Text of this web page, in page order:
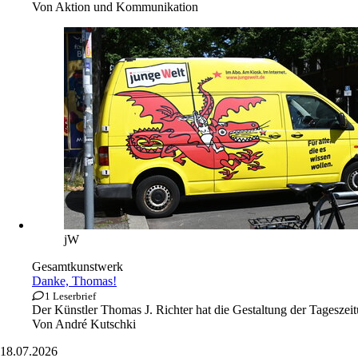
Von Aktion und Kommunikation
jW
Gesamtkunstwerk
Danke, Thomas!
1 Leserbrief
Der Künstler Thomas J. Richter hat die Gestaltung der
Von André Kutschki
18.07.2026